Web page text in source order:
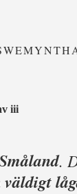
iii
.
väldigt